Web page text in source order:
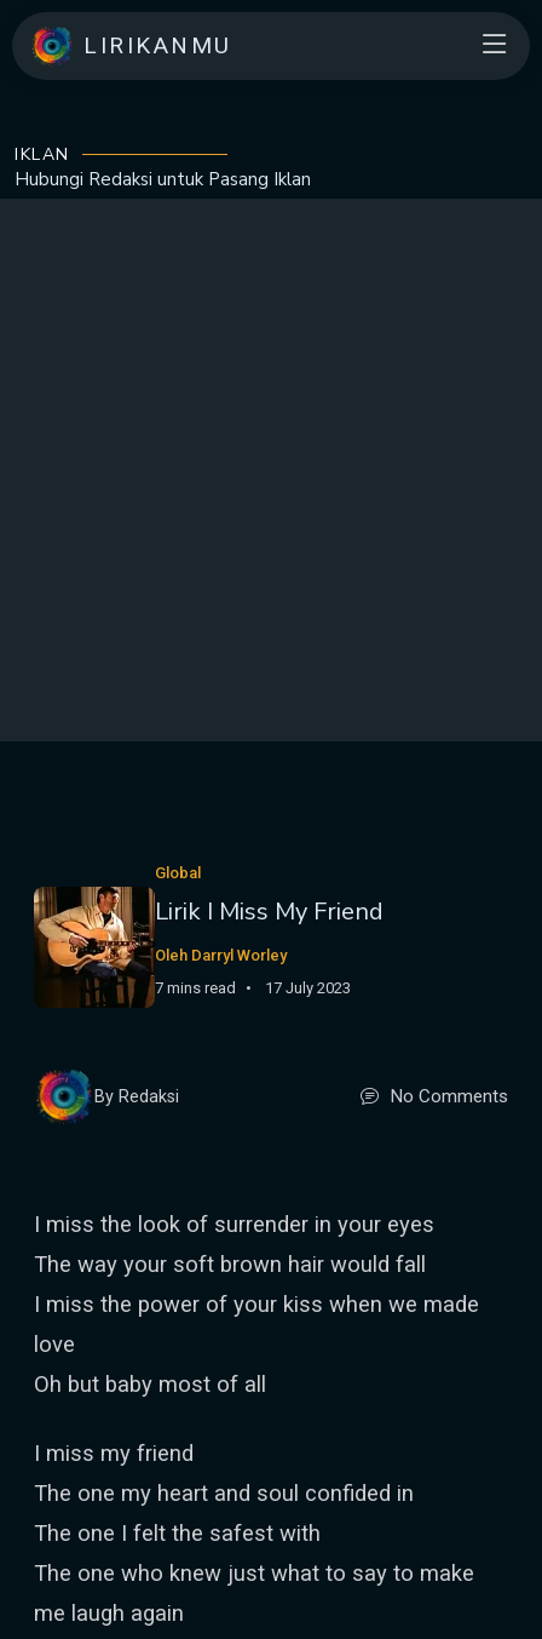
LIRIKANMU
IKLAN
Hubungi Redaksi untuk Pasang Iklan
Global
Lirik I Miss My Friend
Oleh Darryl Worley
7 mins read
17 July 2023
By Redaksi No Comments
I miss the look of surrender in your eyes
The way your soft brown hair would fall
I miss the power of your kiss when we made
love
Oh but baby most of all
I miss my friend
The one my heart and soul confided in
The one I felt the safest with
The one who knew just what to say to make
me laugh again